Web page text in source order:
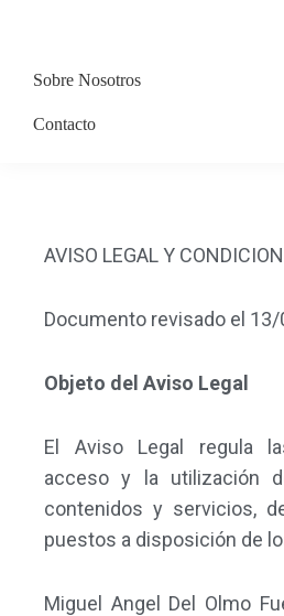
primary
main
primary
Sobre Nosotros
Contacto
AVISO LEGAL Y
Documento revisado el
Objeto del Aviso Legal
El Aviso Legal regula
acceso y la utilización
contenidos y servicios,
puestos a disposición de
Miguel Angel Del Olmo